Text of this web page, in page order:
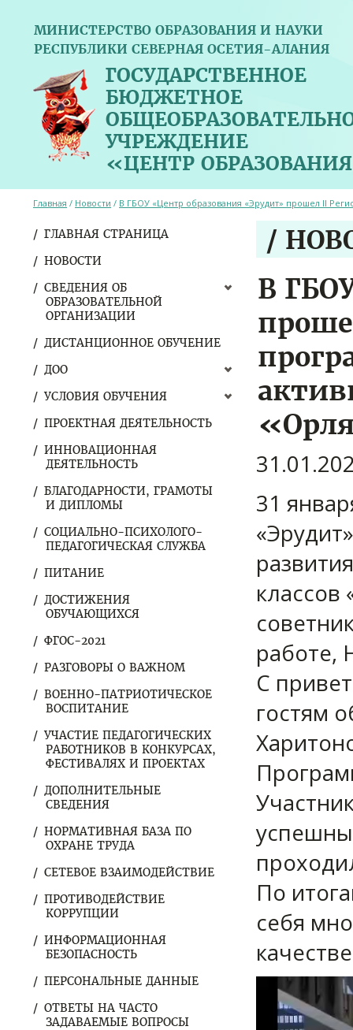
МИНИСТЕРСТВО ОБРАЗОВАНИЯ И НАУКИ
РЕСПУБЛИКИ СЕВЕРНАЯ ОСЕТИЯ-АЛАНИЯ
ГОСУДАРСТВЕННОЕ
БЮДЖЕТНОЕ
УЧРЕЖДЕНИЕ
«ЦЕНТР
ГЛАВНАЯ СТРАНИЦА
НОВОСТИ
СВЕДЕНИЯ ОБ
ОБРАЗОВАТЕЛЬНОЙ
ОРГАНИЗАЦИИ
ДИСТАНЦИОННОЕ ОБУЧЕНИЕ
ДОО
УСЛОВИЯ ОБУЧЕНИЯ
ПРОЕКТНАЯ ДЕЯТЕЛЬНОСТЬ
ИННОВАЦИОННАЯ
ДЕЯТЕЛЬНОСТЬ
БЛАГОДАРНОСТИ, ГРАМОТЫ
И ДИПЛОМЫ
СОЦИАЛЬНО-ПСИХОЛОГО-
ПЕДАГОГИЧЕСКАЯ СЛУЖБА
ПИТАНИЕ
ДОСТИЖЕНИЯ
ОБУЧАЮЩИХСЯ
ФГОС-2021
РАЗГОВОРЫ О ВАЖНОМ
ВОЕННО-ПАТРИОТИЧЕСКОЕ
ВОСПИТАНИЕ
УЧАСТИЕ ПЕДАГОГИЧЕСКИХ
РАБОТНИКОВ В КОНКУРСАХ,
ФЕСТИВАЛЯХ И ПРОЕКТАХ
ДОПОЛНИТЕЛЬНЫЕ
СВЕДЕНИЯ
НОРМАТИВНАЯ БАЗА ПО
ОХРАНЕ ТРУДА
СЕТЕВОЕ ВЗАИМОДЕЙСТВИЕ
ПРОТИВОДЕЙСТВИЕ
КОРРУПЦИИ
ИНФОРМАЦИОННАЯ
БЕЗОПАСНОСТЬ
ПЕРСОНАЛЬНЫЕ ДАННЫЕ
ОТВЕТЫ НА ЧАСТО
ЗАДАВАЕМЫЕ ВОПРОСЫ
Главная / Новости / В ГБОУ «Центр образования «Эрудит» прошел II
/
В
31
классов
работе,
С
гостям
По
себя
Видеоплеер